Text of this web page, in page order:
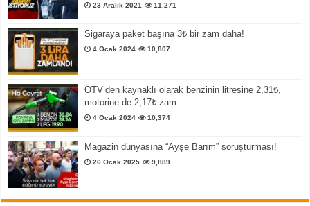
23 Aralık 2021 11,271
Sigaraya paket başına 3₺ bir zam daha!
4 Ocak 2024 10,807
ÖTV’den kaynaklı olarak benzinin litresine 2,31₺,
motorine de 2,17₺ zam
4 Ocak 2024 10,374
Magazin dünyasına “Ayşe Barım” soruşturması!
26 Ocak 2025 9,889